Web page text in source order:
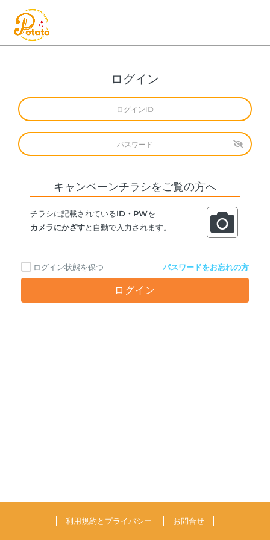
ログイン
キャンペーンチラシをご覧の方へ
チラシに記載されているID・PWを
カメラにかざすと自動で入力されます。
ログイン状態を保つ パスワードをお忘れの方
利用規約とプライバシー お問合せ